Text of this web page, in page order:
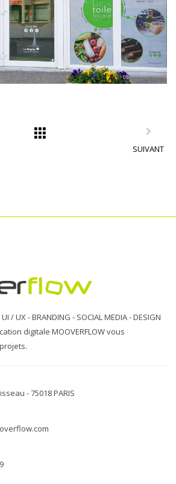
SUIVANT
/ UX - BRANDING - SOCIAL MEDIA - DESIGN
digitale MOOVERFLOW vous
- 75018 PARIS